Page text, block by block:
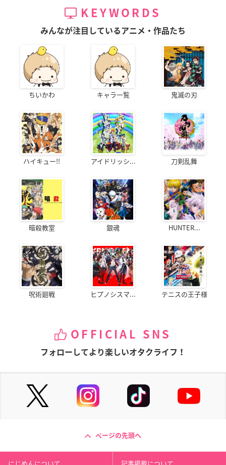
KEYWORDS
みんなが注目しているアニメ・作品たち
ちいかわ キャラ一覧 鬼滅の刃
ハイキュー!! アイドリッシ... 刀剣乱舞
暗殺教室 銀魂 HUNTER...
呪術廻戦 ヒプノシスマ... テニスの王子様
OFFICIAL SNS
フォローしてより楽しいオタクライフ！
ページの先頭へ